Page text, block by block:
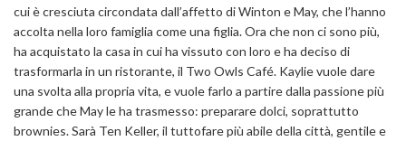
cui è cresciuta circondata dall’affetto di Winton e May, che l’hanno
accolta nella loro famiglia come una figlia. Ora che non ci sono più,
ha acquistato la casa in cui ha vissuto con loro e ha deciso di
trasformarla in un ristorante, il Two Owls Café. Kaylie vuole dare
una svolta alla propria vita, e vuole farlo a partire dalla passione più
grande che May le ha trasmesso: preparare dolci, soprattutto
brownies. Sarà Ten Keller, il tuttofare più abile della città, gentile e